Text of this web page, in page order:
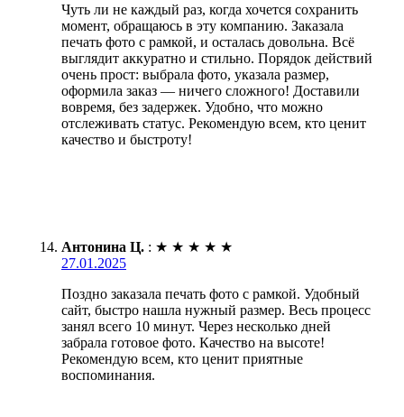
Чуть ли не каждый раз, когда хочется сохранить
момент, обращаюсь в эту компанию. Заказала
печать фото с рамкой, и осталась довольна. Всё
выглядит аккуратно и стильно. Порядок действий
очень прост: выбрала фото, указала размер,
оформила заказ — ничего сложного! Доставили
вовремя, без задержек. Удобно, что можно
отслеживать статус. Рекомендую всем, кто ценит
качество и быстроту!
Антонина Ц. : ★ ★ ★ ★ ★
27.01.2025
Поздно заказала печать фото с рамкой. Удобный
сайт, быстро нашла нужный размер. Весь процесс
занял всего 10 минут. Через несколько дней
забрала готовое фото. Качество на высоте!
Рекомендую всем, кто ценит приятные
воспоминания.